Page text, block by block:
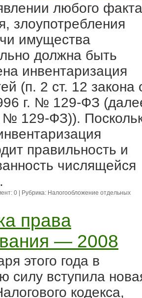
любого факта
злоупотребления
имущества
должна быть
инвентаризация
(п. 2 ст. 12 закона
г. № 129-ФЗ
№ 129-ФЗ)).
правильность и
числящейся
0 | Рубрика: Налогообложение отдельных
права
— 2008
этого года в
силу вступила
кодекса,